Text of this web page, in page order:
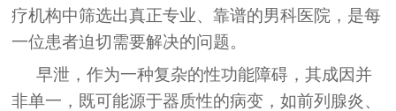
疗机构中筛选出真正专业、靠谱的男科医院，是每
一位患者迫切需要解决的问题。
早泄，作为一种复杂的性功能障碍，其成因并
非单一，既可能源于器质性的病变，如前列腺炎、